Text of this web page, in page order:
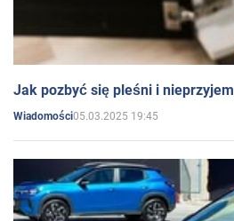
Jak pozbyć się pleśni i
Wiadomości05.03.2025 19:45